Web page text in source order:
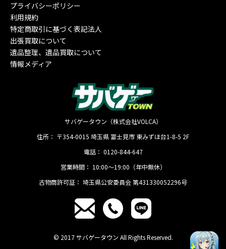
プライバシーポリシー
利用規約
特定商取引に基づく表記法人
出張買取について
遺品整理、遺品買取について
情報メディア
サバゲータウン（株式会社VOLCA）
住所： 〒354-0015 埼玉県 富士見市 東みずほ台1-8-5 2F
電話： 0120-844-647
営業時間： 10:00〜19:00（年中無休）
古物商許可証： 埼玉県公安委員会 第431330052296号
© 2017 サバゲータウン All Rights Reserved.